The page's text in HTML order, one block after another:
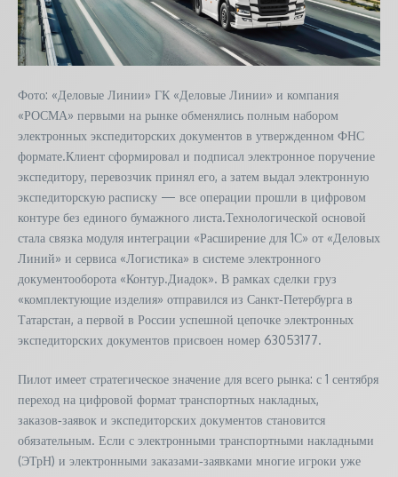
Фото: «Деловые Линии» ГК «Деловые Линии» и компания
«РОСМА» первыми на рынке обменялись полным набором
электронных экспедиторских документов в утвержденном ФНС
формате.Клиент сформировал и подписал электронное поручение
экспедитору, перевозчик принял его, а затем выдал электронную
экспедиторскую расписку — все операции прошли в цифровом
контуре без единого бумажного листа.Технологической основой
стала связка модуля интеграции «Расширение для 1С» от «Деловых
Линий» и сервиса «Логистика» в системе электронного
документооборота «Контур.Диадок». В рамках сделки груз
«комплектующие изделия» отправился из Санкт‑Петербурга в
Татарстан, а первой в России успешной цепочке электронных
экспедиторских документов присвоен номер 63053177.
Пилот имеет стратегическое значение для всего рынка: с 1 сентября
переход на цифровой формат транспортных накладных,
заказов‑заявок и экспедиторских документов становится
обязательным. Если с электронными транспортными накладными
(ЭТрН) и электронными заказами‑заявками многие игроки уже